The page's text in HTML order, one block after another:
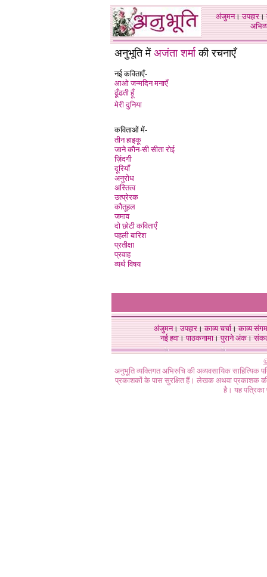
अंजुमन।उपहार।
अनुभूति में अजंता शर्माकी रचनाएँ
नई कविताएँ-
आओ जन्मदिन मनाएँ
ढूँढती हू
मेरी दुनिया
कविताओं में-
तीन हाइकू
जाने कौन-सी सीता रोई
ज़िंदगी
दूरियाँ
अनुरोध
अस्तित्व
उत्प्रेरक
कौतूहल
जमाव
दो छोटी कविताएँ
पहली बारिश
प्रतीक्षा
प्रवाह
व्यर्थ विषय
अंजुमन।उपहार।काव्य चर्चा।काव्य संगम
नई हवा। पाठकनामा। पुराने अंक।
अनुभूति व्यक्तिगत अभिरुचि की अव्यवसायिक
प्रकाशकों के पास सुरक्षित हैं। लेखक अथवा प्रकाशक की
है। यह पत्रिका